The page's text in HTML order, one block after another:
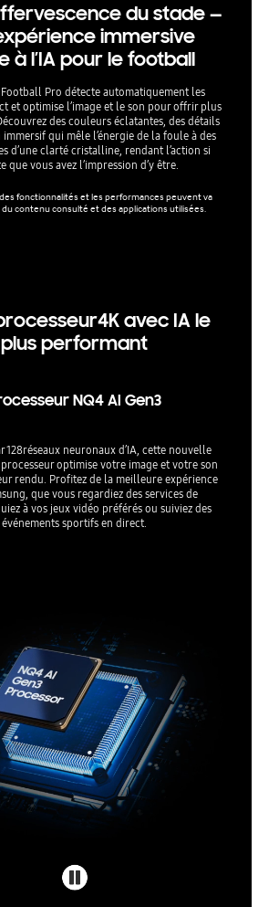
du stade —
immersive
à l’IA pour le football
Football Pro détecte automatiquement les
et optimise l’image et le son pour offrir plus
des couleurs éclatantes, des détails
immersif qui mêle l’énergie de la foule à des
d’une clarté cristalline, rendant l’action si
que vous avez l’impression d’y être.
fonctionnalités et les performances peuvent va
contenu consulté et des applications utilisées.
avec IA le
plus performant
NQ4 AI Gen3
128réseaux neuronaux d’IA, cette nouvelle
optimise votre image et votre son
rendu. Profitez de la meilleure expérience
que vous regardiez des services de
à vos jeux vidéo préférés ou suiviez des
événements sportifs en direct.